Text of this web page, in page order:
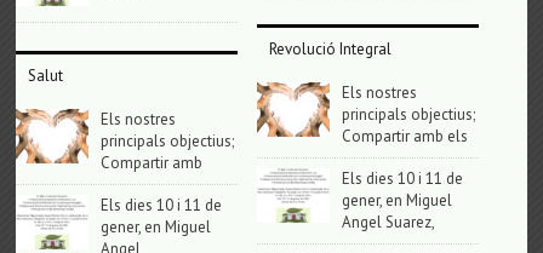
Salut
Els nostres
principals objectius;
Compartir amb
Els dies 10 i 11 de
gener, en Miguel
Revolució Integral
Els nostres
principals objectius;
Compartir amb els
Els dies 10 i 11 de
gener, en Miguel
Angel Suarez,